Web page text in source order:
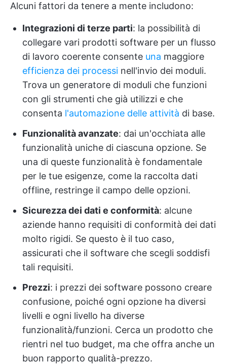
Alcuni fattori da tenere a mente includono:
Integrazioni di terze parti: la possibilità di
collegare vari prodotti software per un flusso
di lavoro coerente consente una maggiore
efficienza dei processi nell'invio dei moduli.
Trova un generatore di moduli che funzioni
con gli strumenti che già utilizzi e che
consenta l'automazione delle attività di base.
Funzionalità avanzate: dai un'occhiata alle
funzionalità uniche di ciascuna opzione. Se
una di queste funzionalità è fondamentale
per le tue esigenze, come la raccolta dati
offline, restringe il campo delle opzioni.
Sicurezza dei dati e conformità: alcune
aziende hanno requisiti di conformità dei dati
molto rigidi. Se questo è il tuo caso,
assicurati che il software che scegli soddisfi
tali requisiti.
Prezzi: i prezzi dei software possono creare
confusione, poiché ogni opzione ha diversi
livelli e ogni livello ha diverse
funzionalità/funzioni. Cerca un prodotto che
rientri nel tuo budget, ma che offra anche un
buon rapporto qualità-prezzo.